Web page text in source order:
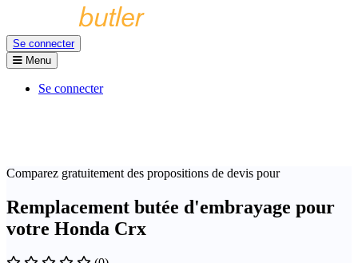
Se connecter
Menu
Se connecter
Comparez gratuitement des propositions de devis pour
Remplacement butée d'embrayage pour
votre Honda Crx